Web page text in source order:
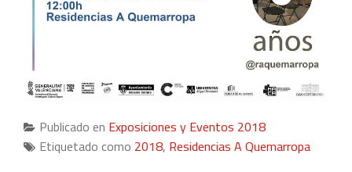
Publicado en Exposiciones y Eventos 2018
Etiquetado como 2018, Residencias A Quemarropa